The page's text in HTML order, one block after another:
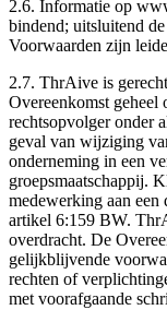
2.6. Informatie op
bindend; uitsluitend
Voorwaarden zijn
2.7. ThrAive is
Overeenkomst geheel
rechtsopvolger onder
geval van wijziging
onderneming in een
groepsmaatschappij.
medewerking aan
artikel 6:159 BW.
overdracht. De
gelijkblijvende
rechten of
met voorafgaande